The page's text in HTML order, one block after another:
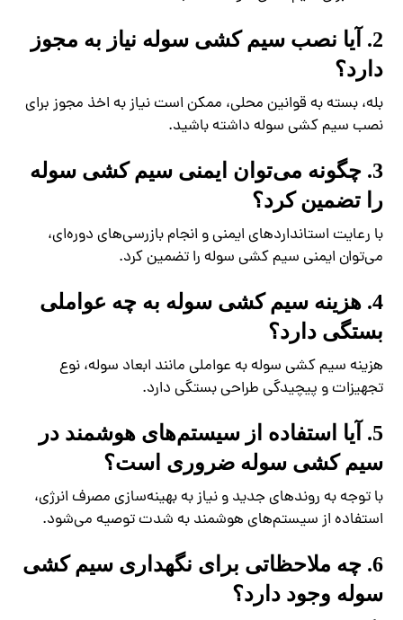
2. آیا نصب سیم کشی سوله نیاز به مجوز
دارد؟
بله، بسته به قوانین محلی، ممکن است نیاز به اخذ مجوز برای
نصب سیم کشی سوله داشته باشید.
3. چگونه می‌توان ایمنی سیم کشی سوله
را تضمین کرد؟
با رعایت استانداردهای ایمنی و انجام بازرسی‌های دوره‌ای،
می‌توان ایمنی سیم کشی سوله را تضمین کرد.
4. هزینه سیم کشی سوله به چه عواملی
بستگی دارد؟
هزینه سیم کشی سوله به عواملی مانند ابعاد سوله، نوع
تجهیزات و پیچیدگی طراحی بستگی دارد.
5. آیا استفاده از سیستم‌های هوشمند در
سیم کشی سوله ضروری است؟
با توجه به روندهای جدید و نیاز به بهینه‌سازی مصرف انرژی،
استفاده از سیستم‌های هوشمند به شدت توصیه می‌شود.
6. چه ملاحظاتی برای نگهداری سیم کشی
سوله وجود دارد؟